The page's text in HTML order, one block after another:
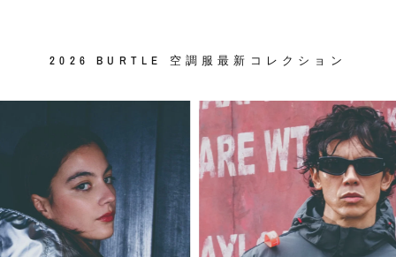
2026 BURTLE 空調服最新コレクション